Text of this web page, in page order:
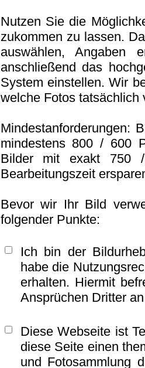
Nutzen Sie die
zukommen zu lassen.
auswählen, Angaben
anschließend das
System einstellen. Wir
welche Fotos tatsächlich
Mindestanforderungen:
mindestens 800 / 600
Bilder mit exakt 750
Bearbeitungszeit
Bevor wir Ihr Bild
folgender Punkte:
Ich bin der
habe die
erhalten. Hiermit
Ansprüchen Dritter
Diese Webseite ist
diese Seite einen
und Fotosammlung